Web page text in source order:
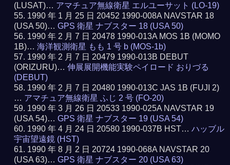
(LUSAT)… アマチュア無線衛星 エルユーサット (LO-19)
1990 年 1 月 25 日 20452 1990-008A NAVSTAR 18
(USA 50)…GPS 衛星 ナブスター 18 (USA 50)
1990 年 2 月 7 日 20478 1990-013A MOS 1B (MOMO
1B)…海洋観測衛星 もも 1 号 b (MOS-1b)
1990 年 2 月 7 日 20479 1990-013B DEBUT
(ORIZURU)…伸展展開機能実験ペイロード おりづる
(DEBUT)
1990 年 2 月 7 日 20480 1990-013C JAS 1B (FUJI 2)
… アマチュア無線衛星 ふじ 2 号 (FO-20)
1990 年 3 月 26 日 20533 1990-025A NAVSTAR 19
(USA 54)…GPS 衛星 ナブスター 19 (USA 54)
1990 年 4 月 24 日 20580 1990-037B HST…ハッブル
宇宙望遠鏡 (HST)
1990 年 8 月 2 日 20724 1990-068A NAVSTAR 20
(USA 63)…GPS 衛星 ナブスター 20 (USA 63)